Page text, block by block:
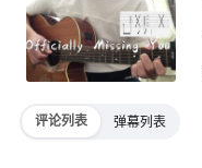
评论列表 弹幕列表